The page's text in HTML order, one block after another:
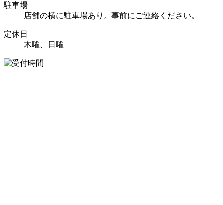
駐車場
店舗の横に駐車場あり。事前にご連絡ください。
定休日
木曜、日曜